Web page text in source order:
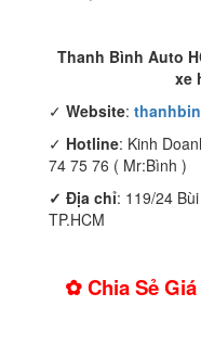
Thanh Bình Auto
xe
✓ Website:
✓ Hotline: Kinh
74 75 76 ( Mr:Bình )
✓ Địa chỉ: 119/24
TP.HCM
✿ Chia Sẻ